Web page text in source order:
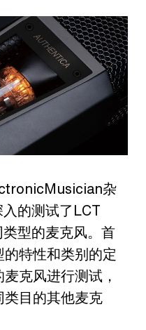
杂
的测试了LCT
型的麦克风。首
特性和类别的定
克风进行测试，
目的其他麦克